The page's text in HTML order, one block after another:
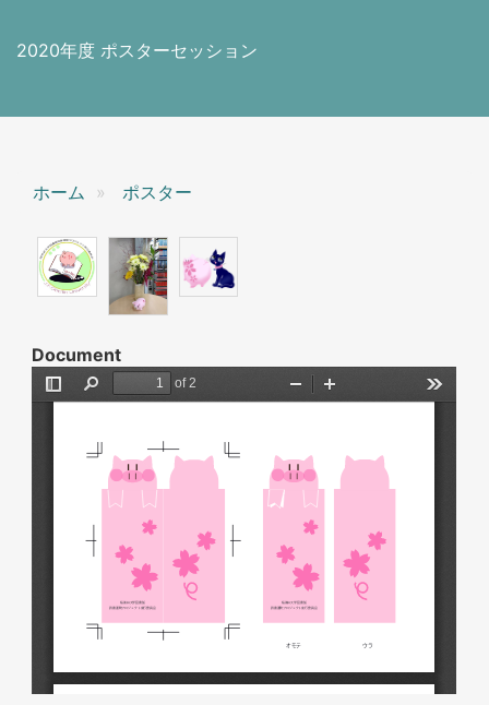
2020年度 ポスターセッション
ホーム ポスター
Document